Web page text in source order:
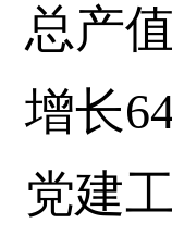
总产
增长
党建